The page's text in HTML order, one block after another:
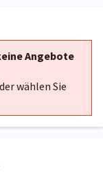
Angebote
wählen Sie